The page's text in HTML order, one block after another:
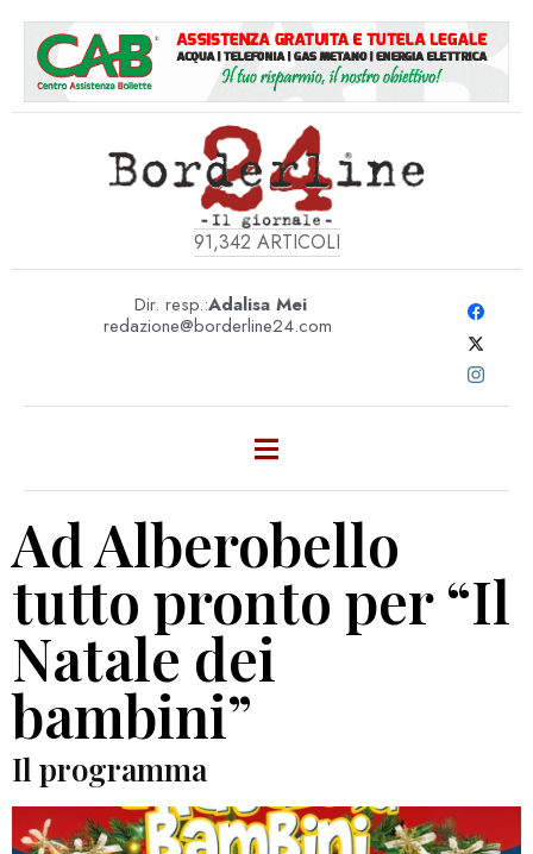
91,342 ARTICOLI
Dir. resp.:Adalisa Mei
redazione@borderline24.com
Ad Alberobello
tutto pronto per “Il
Natale dei
bambini”
Il programma